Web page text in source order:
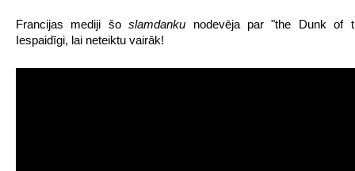
Francijas mediji šoslamdanku nodevēja par "the Dunk of
Iespaidīgi, lai neteiktu vairāk!